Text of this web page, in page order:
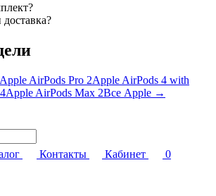
Apple AirPods Pro 2Apple AirPods 4 with
Apple AirPods Max 2Все Apple →
Контакты Кабинет
0